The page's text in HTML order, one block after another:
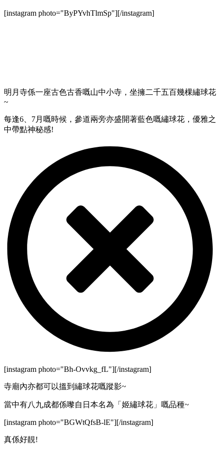
[instagram photo="ByPYvhTlmSp"][/instagram]
明月寺係一座古色古香嘅山中小寺，坐擁二千五百幾棵繡球花
~
每逢6、7月嘅時候，參道兩旁亦盛開著藍色嘅繡球花，優雅之
中帶點神秘感!
[instagram photo="Bh-Ovvkg_fL"][/instagram]
寺廟內亦都可以搵到繡球花嘅蹤影~
當中有八九成都係嚟自日本名為「姬繡球花」嘅品種~
[instagram photo="BGWtQfsB-lE"][/instagram]
真係好靚!